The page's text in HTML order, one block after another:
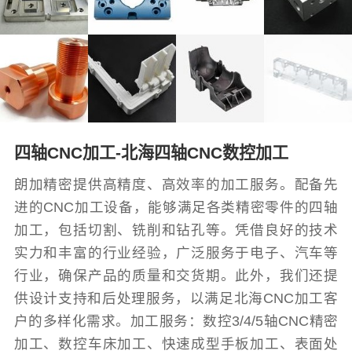
四轴CNC加工-北海四轴CNC数控加工
朗加精密提供高精度、高效率的加工服务。配备先
进的CNC加工设备，能够满足各类精密零件的四轴
加工，包括切割、铣削和钻孔等。凭借良好的技术
实力和丰富的行业经验，广泛服务于电子、汽车等
行业，确保产品的质量和交货期。此外，我们还提
供设计支持和后处理服务，以满足北海CNC加工客
户的多样化需求。加工服务：数控3/4/5轴CNC精密
加工、数控车床加工、快速成型手板加工、表面处